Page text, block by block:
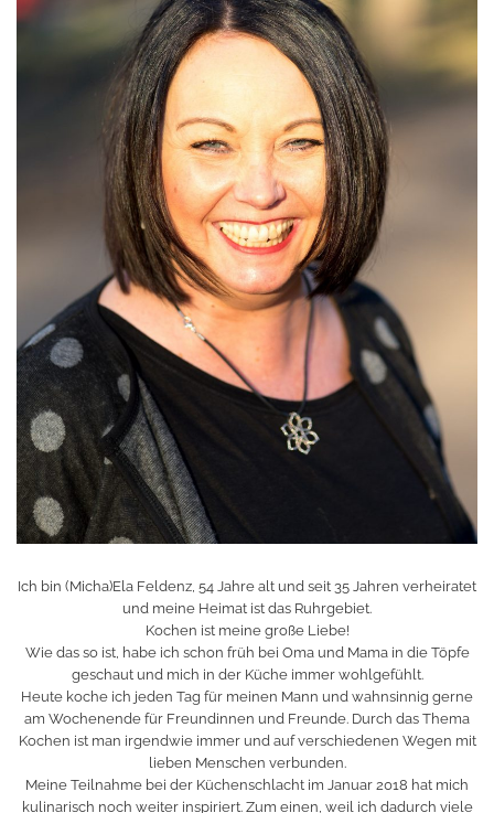
Ich bin (Micha)Ela Feldenz, 54 Jahre alt und seit 35 Jahren verheiratet
und meine Heimat ist das Ruhrgebiet.
Kochen ist meine große Liebe!
Wie das so ist, habe ich schon früh bei Oma und Mama in die Töpfe
geschaut und mich in der Küche immer wohlgefühlt.
Heute koche ich jeden Tag für meinen Mann und wahnsinnig gerne
am Wochenende für Freundinnen und Freunde. Durch das Thema
Kochen ist man irgendwie immer und auf verschiedenen Wegen mit
lieben Menschen verbunden.
Meine Teilnahme bei der Küchenschlacht im Januar 2018 hat mich
kulinarisch noch weiter inspiriert. Zum einen, weil ich dadurch viele